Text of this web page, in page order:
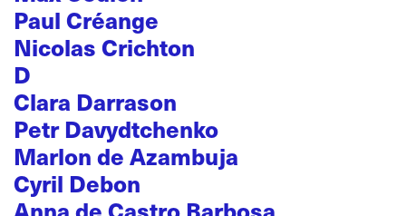
Paul Créange
Nicolas Crichton
D
Clara Darrason
Petr Davydtchenko
Marlon de Azambuja
Cyril Debon